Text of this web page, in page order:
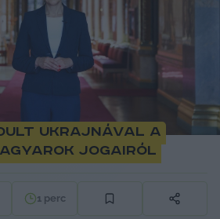
Ukrajnával a
jogairól
1perc